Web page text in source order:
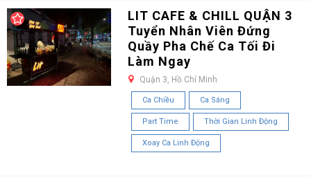
LIT CAFE & CHILL QUẬN 3
Tuyển Nhân Viên Đứng
Quầy Pha Chế Ca Tối Đi
Làm Ngay
Quận 3, Hồ Chí Minh
Ca Chiều Ca Sáng
Part Time Thời Gian Linh Động
Xoay Ca Linh Động